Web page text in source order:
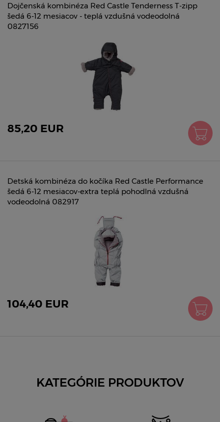
Dojčenská kombinéza Red Castle Tenderness T-zipp
šedá 6-12 mesiacov - teplá vzdušná vodeodolná
0827156
85,20 EUR
Detská kombinéza do kočíka Red Castle Performance
šedá 6-12 mesiacov-extra teplá pohodlná vzdušná
vodeodolná 082917
104,40 EUR
KATEGÓRIE PRODUKTOV